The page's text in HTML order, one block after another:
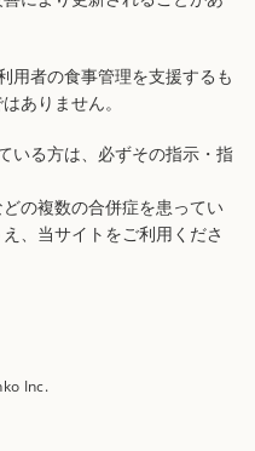
用者の食事管理を支援するも
ありません。
いる方は、必ずその指示・指
の複数の合併症を患ってい
、当サイトをご利用くださ
Inc.